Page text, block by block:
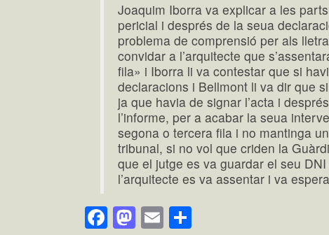
Joaquim Iborra va explicar a les
pericial i després de la seua
problema de comprensió per als
convidar a l’arquitecte que
fila» i Iborra li va contestar que si
declaracions i Bellmont li va dir que
ja que havia de signar l’acta i
l’informe, per a acabar la seua
segona o tercera fila i no mantinga
tribunal, si no vol que criden la
que el jutge es va guardar el seu
l’arquitecte es va assentar i va
Facebook
Mastodon
Email